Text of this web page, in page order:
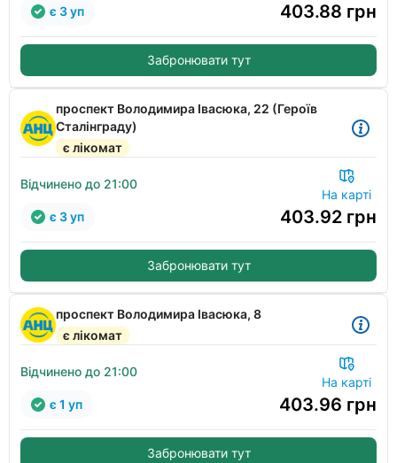
403.88 грн
є 3 уп
Забронювати тут
проспект Володимира Івасюка, 22 (Героїв
Сталінграду)
є лікомат
Відчинено до 21:00
На карті
403.92 грн
є 3 уп
Забронювати тут
проспект Володимира Івасюка, 8
є лікомат
Відчинено до 21:00
На карті
403.96 грн
є 1 уп
Забронювати тут